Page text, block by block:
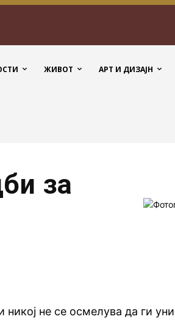
ЖИВОТ АРТ И ДИЗАЈН
за
никој не се осмелува да ги